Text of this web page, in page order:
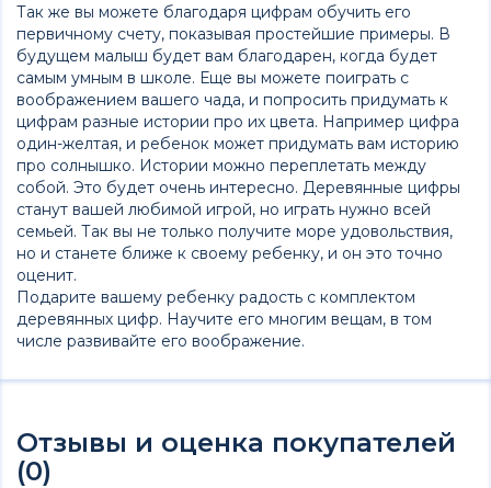
Так же вы можете благодаря цифрам обучить его
первичному счету, показывая простейшие примеры. В
будущем малыш будет вам благодарен, когда будет
самым умным в школе. Еще вы можете поиграть с
воображением вашего чада, и попросить придумать к
цифрам разные истории про их цвета. Например цифра
один-желтая, и ребенок может придумать вам историю
про солнышко. Истории можно переплетать между
собой. Это будет очень интересно. Деревянные цифры
станут вашей любимой игрой, но играть нужно всей
семьей. Так вы не только получите море удовольствия,
но и станете ближе к своему ребенку, и он это точно
оценит.
Подарите вашему ребенку радость с комплектом
деревянных цифр. Научите его многим вещам, в том
числе развивайте его воображение.
Отзывы и оценка покупателей
(0)